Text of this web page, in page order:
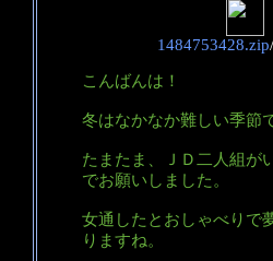
1484753428.zip/
こんばんは！
冬はなかなか難しい季節
たまたま、ＪＤ二人組が
でお願いしました。
女通したとおしゃべりで
りますね。